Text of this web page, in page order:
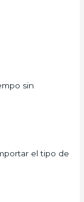
sin
el tipo de